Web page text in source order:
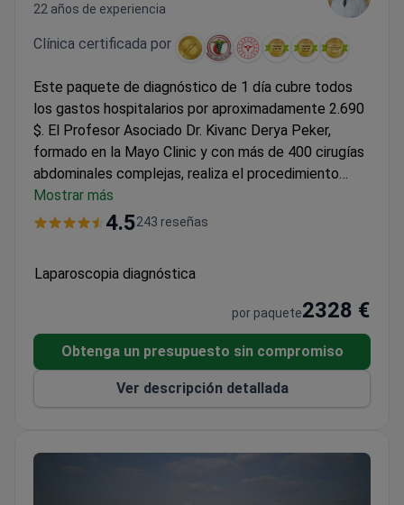
22 años de experiencia
Clínica certificada por
Este paquete de diagnóstico de 1 día cubre todos
los gastos hospitalarios por aproximadamente 2.690
$. El Profesor Asociado Dr. Kivanc Derya Peker,
formado en la Mayo Clinic y con más de 400 cirugías
abdominales complejas, realiza el procedimiento
mínimamente invasivo. La tarifa transparente en el
Hisar Hospital Intercontinental
de la Joint Commission International de la clínica es
válida hasta 2027, cumpliendo con los estándares
globales de seguridad para su volumen anual de más
de 250.000 pacientes.
Mostrar más
4.5243 reseñas
Laparoscopia diagnóstica
por paquete2328 €
Obtenga un presupuesto sin compromiso
Ver descripción detallada